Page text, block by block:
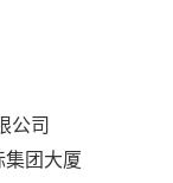
公司
集团大厦